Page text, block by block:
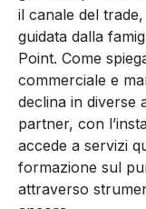
il canale del
guidata dalla
Point. Come
commerciale e
declina in diverse
partner, con
accede a servizi
formazione sul
attraverso